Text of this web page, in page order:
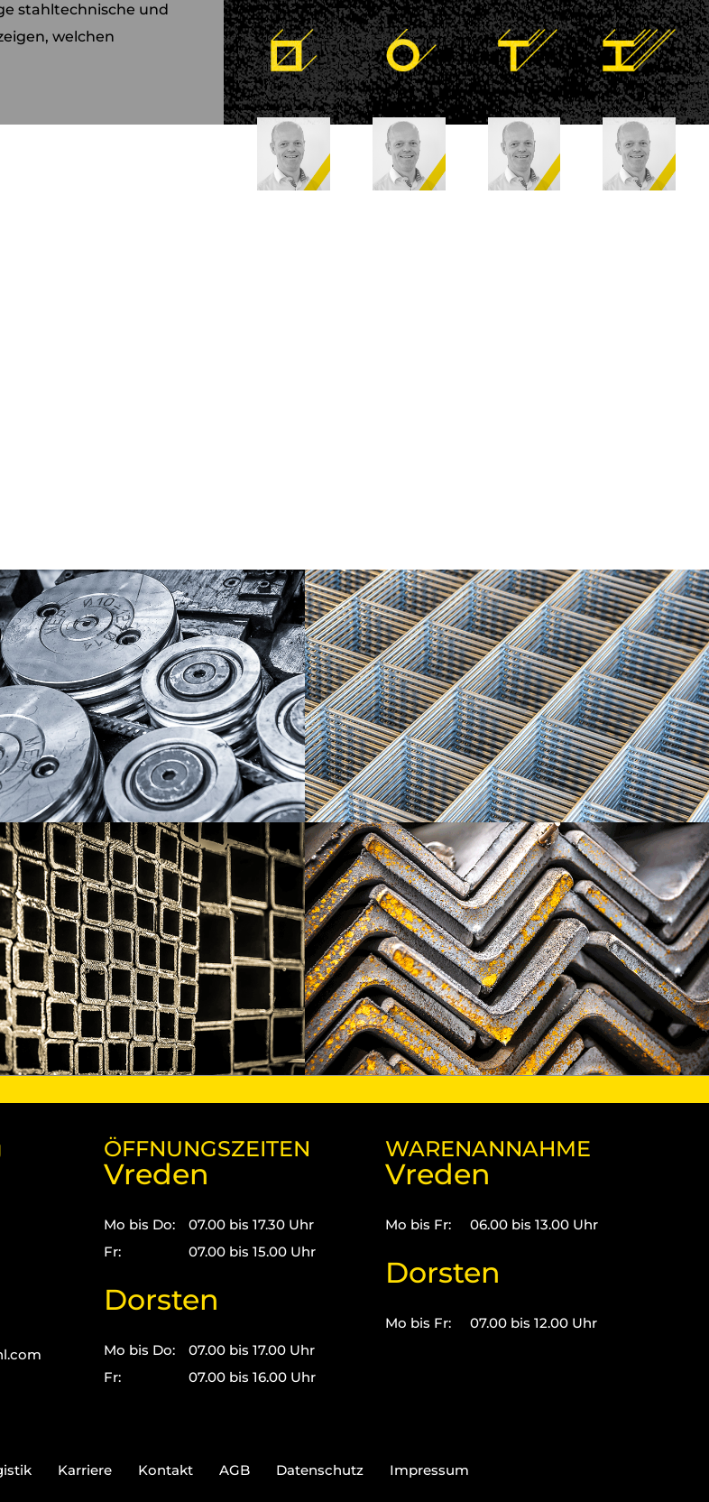
stahltechnische und
welchen
ÖFFNUNGSZEITEN
Vreden
Mo bis Do:
Fr:
07.00 bis 17.30 Uhr
07.00 bis 15.00 Uhr
Dorsten
Mo bis Do:
Fr:
07.00 bis 17.00 Uhr
07.00 bis 16.00 Uhr
WARENANNAHME
Vreden
Mo bis Fr: 06.00 bis 13.00 Uhr
Dorsten
Mo bis Fr: 07.00 bis 12.00 Uhr
Karriere Kontakt AGB Datenschutz Impressum